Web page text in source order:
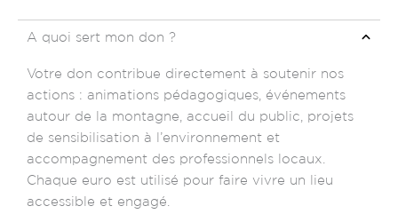
A quoi sert mon don ?
Votre don contribue directement à soutenir nos
actions : animations pédagogiques, événements
autour de la montagne, accueil du public, projets
de sensibilisation à l’environnement et
accompagnement des professionnels locaux.
Chaque euro est utilisé pour faire vivre un lieu
accessible et engagé.